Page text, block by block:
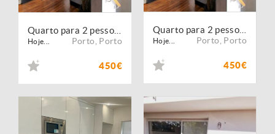
Hoje... Porto Porto
450€
Hoje... Porto Porto
450€